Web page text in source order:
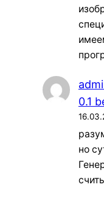
0.1
но